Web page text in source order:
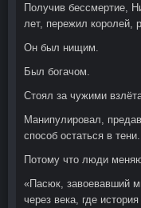
Получив бессмертие,
лет, пережил королей,
Он был нищим.
Был богачом.
Стоял за чужими
Манипулировал,
способ остаться в тени.
Потому что люди
«Пасюк, завоевавший
через века, где